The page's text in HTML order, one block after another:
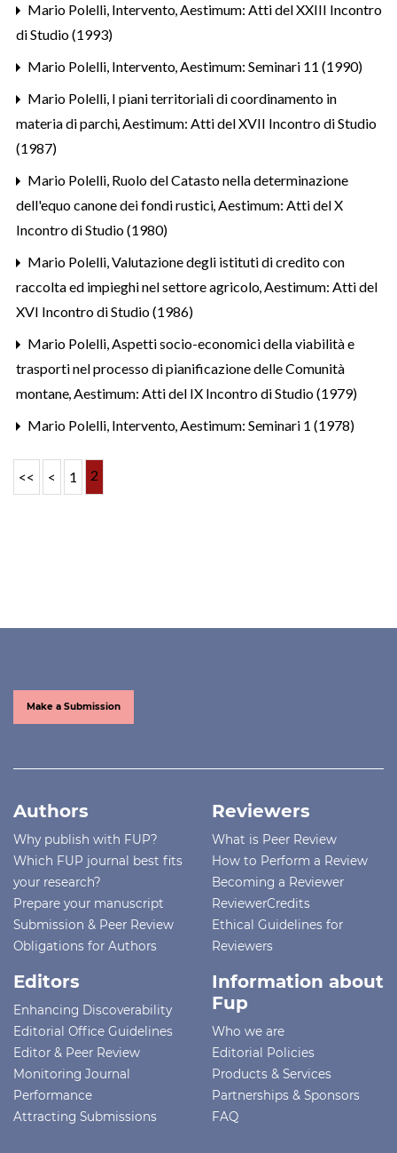
Mario Polelli, Intervento,Aestimum: Atti del XXIII Incontro
di Studio (1993)
Mario Polelli, Intervento,Aestimum: Seminari 11 (1990)
Mario Polelli, I piani territoriali di coordinamento in
materia di parchi,Aestimum: Atti del XVII Incontro di Studio
(1987)
Mario Polelli, Ruolo del Catasto nella determinazione
dell'equo canone dei fondi rustici,Aestimum: Atti del X
Incontro di Studio (1980)
Mario Polelli,Valutazione degli istituti di credito con
raccolta ed impieghi nel settore agricolo,Aestimum: Atti del
XVI Incontro di Studio (1986)
Mario Polelli,Aspetti socio-economici della viabilità e
trasporti nel processo di pianificazione delle Comunità
montane,Aestimum: Atti del IX Incontro di Studio (1979)
Mario Polelli, Intervento,Aestimum: Seminari 1 (1978)
<< < 1 2
Make a Submission
Authors
Why publish with FUP?
Which FUP journal best fits
your research?
Prepare your manuscript
Submission & Peer Review
Obligations for Authors
Reviewers
What is Peer Review
How to Perform a Review
Becoming a Reviewer
ReviewerCredits
Ethical Guidelines for
Reviewers
Editors
Enhancing Discoverability
Editorial Office Guidelines
Editor & Peer Review
Monitoring Journal
Performance
Attracting Submissions
Information about
Fup
Who we are
Editorial Policies
Products & Services
Partnerships & Sponsors
FAQ